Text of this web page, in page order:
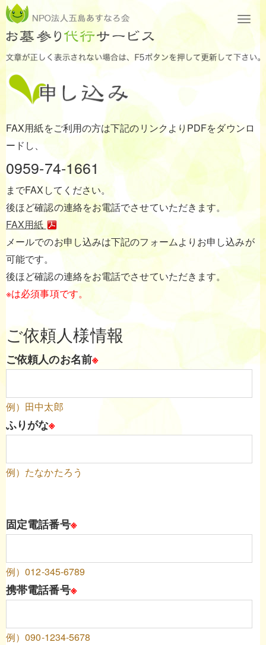
FAX用紙をご利用の方は下記のリンクよりPDFをダウンロ
ードし、
0959-74-1661
までFAXしてください。
後ほど確認の連絡をお電話でさせていただきます。
FAX用紙
メールでのお申し込みは下記のフォームよりお申し込みが
可能です。
後ほど確認の連絡をお電話でさせていただきます。
※は必須事項です。
ご依頼人様情報
ご依頼人のお名前※
例）田中太郎
ふりがな※
例）たなかたろう
固定電話番号※
例）012-345-6789
携帯電話番号※
例）090-1234-5678